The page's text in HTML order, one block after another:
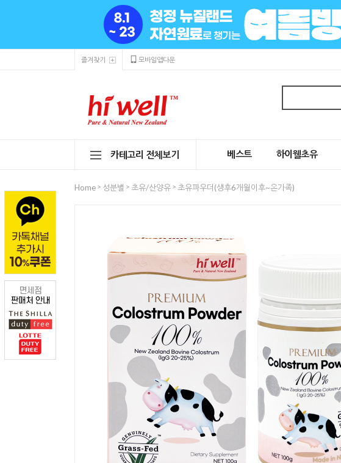
즐겨찾기 모바일앱다운
카테고리 전체보기 베스트 하이웰초유
Home > 성분별 > 초유/산양유 > 초유파우더(생후6개월이후~온가족)